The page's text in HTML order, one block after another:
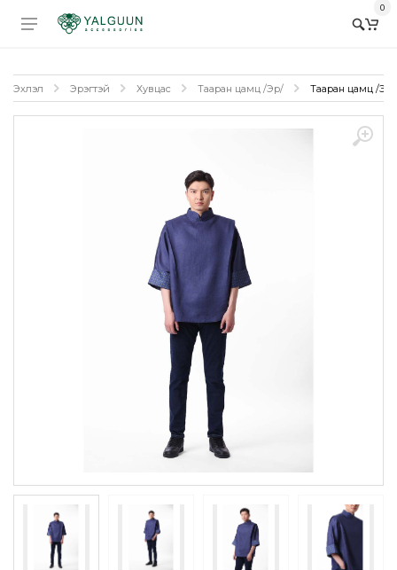
0
Эхлэл Эрэгтэй Хувцас Тааран цамц /Эр/ Тааран цамц /